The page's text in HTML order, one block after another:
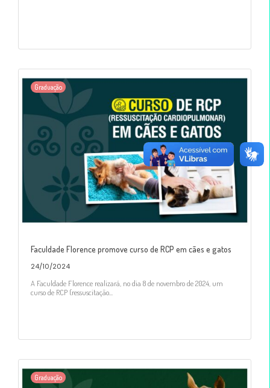
Graduação
Faculdade Florence promove curso de RCP em cães e gatos
24/10/2024
A Faculdade Florence realizará, no dia 8 de novembro de 2024, um
curso de RCP (ressuscitação...
Graduação